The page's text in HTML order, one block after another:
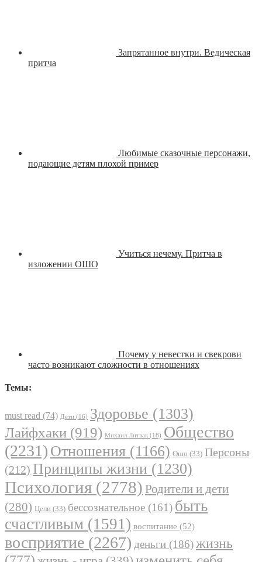
Запрятанное внутри. Ведическая
притча
Любимые сказочные персонажи,
подающие детям плохой пример
Учиться нечему. Притча в
изложении ОШО
Почему у невестки и свекрови
часто возникают сложности в отношениях
Темы:
must read (74) Дети (16) Здоровье (1303)
Лайфхаки (919) Михаил Литвак (18) Общество
(2231) Отношения (1166) Ошо (33) Персоны
(212) Принципы жизни (1230)
Психология (2778) Родители и дети
(280) Цели (33) бессознательное (161) быть
счастливым (1591) воспитание (52)
восприятие (2267) деньги (186)жизнь